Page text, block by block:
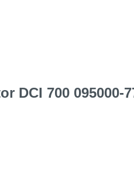
DCI 700 095000-